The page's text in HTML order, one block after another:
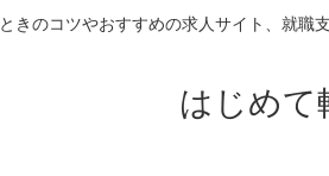
きのコツやおすすめの求人サイト、就職
はじめて